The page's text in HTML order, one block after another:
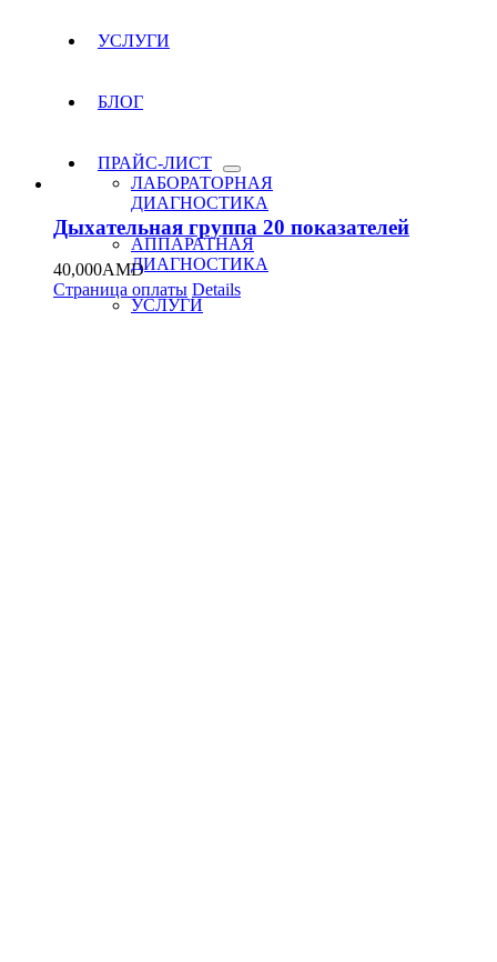
УСЛУГИ
БЛОГ
ПРАЙС-ЛИСТ
ЛАБОРАТОРНАЯ
ДИАГНОСТИКА
АППАРАТНАЯ
ДИАГНОСТИКА
УСЛУГИ
Дыхательная группа 20 показателей
40,000AMD
Страница оплаты Details